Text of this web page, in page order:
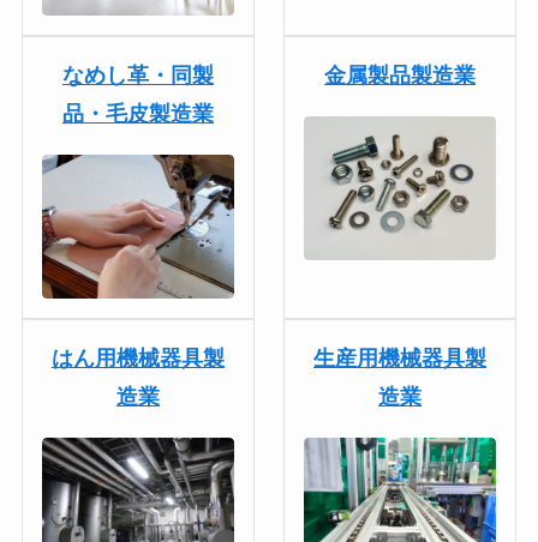
なめし革・同製
品・毛皮製造業
金属製品製造業
はん用機械器具製
造業
生産用機械器具製
造業